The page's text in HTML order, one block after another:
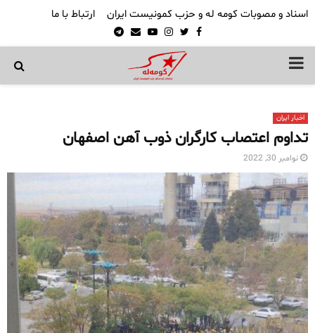
اسناد و مصوبات کومه له و حزب کمونیست ایران ارتباط با ما
Facebook
Twitter
Instagram
Youtube
Email
Telegram
PRIMARY
اخبار ایران
تداوم اعتصاب کارگران ذوب آهن اصفهان
نوامبر 30, 2022